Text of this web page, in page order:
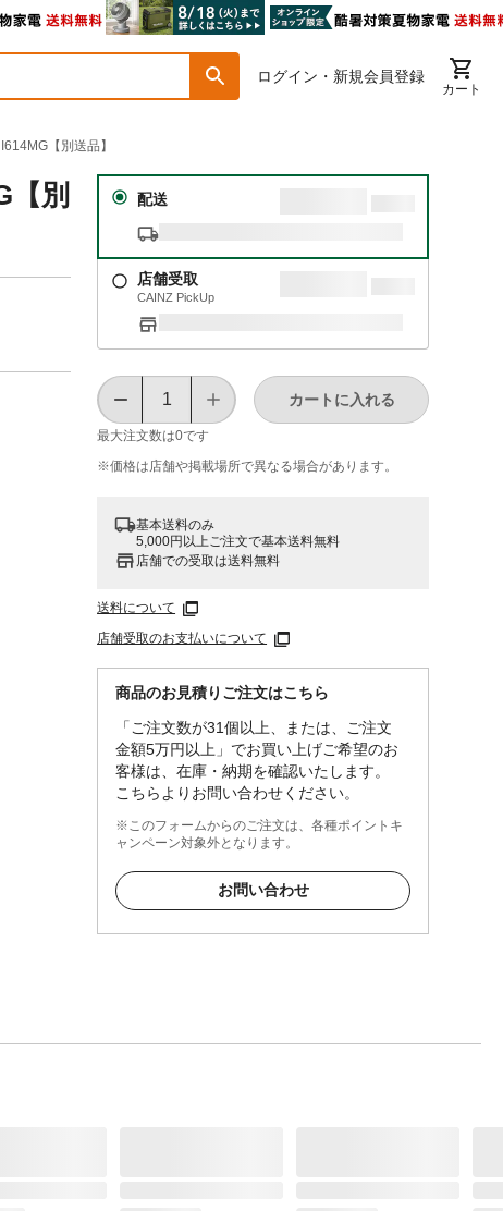
ログイン・新規会員登録
カート
【別送品】
別
配送
店舗受取
CAINZ PickUp
最大注文数は0です
カートに入れる
※価格は​店舗や​掲載場所で​異なる​場合が​あります。
基本送料のみ
5,000円以上ご注文で基本送料無料
店舗での受取は送料無料
送料について
店舗受取のお支払いについて
商品のお見積りご注文はこちら
「ご注文数が31個以上、または、ご注文
金額5万円以上」でお買い上げご希望のお
客様は、在庫・納期を確認いたします。
こちらよりお問い合わせください。
※このフォームからのご注文は、各種ポイントキ
ャンペーン対象外となります。
お問い合わせ